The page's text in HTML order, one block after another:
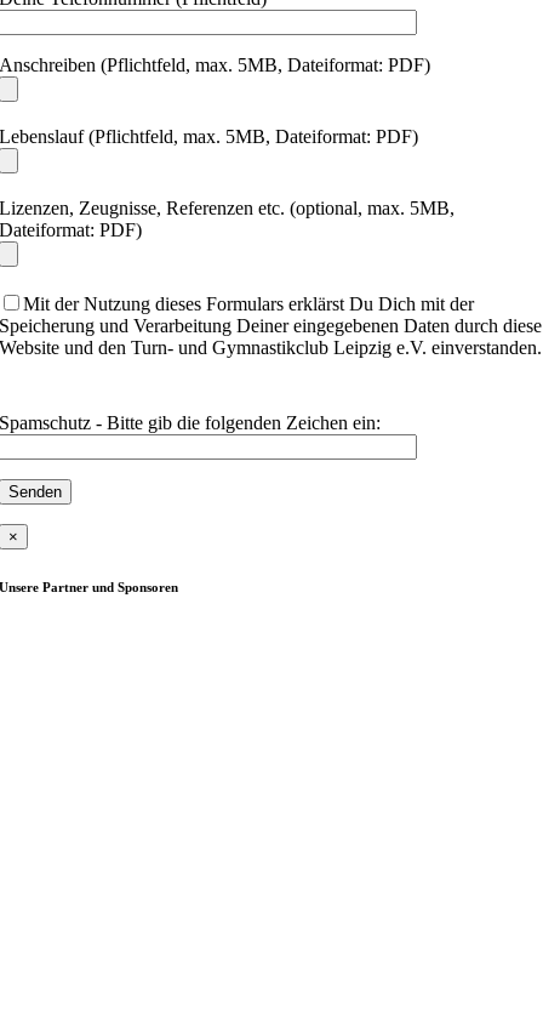
Anschreiben (Pflichtfeld, max. 5MB, Dateiformat: PDF)
Lebenslauf (Pflichtfeld, max. 5MB, Dateiformat: PDF)
Lizenzen, Zeugnisse, Referenzen etc. (optional, max. 5MB,
Dateiformat: PDF)
Mit der Nutzung dieses Formulars erklärst Du Dich mit der
Speicherung und Verarbeitung Deiner eingegebenen Daten durch diese
Website und den Turn- und Gymnastikclub Leipzig e.V. einverstanden.
Spamschutz - Bitte gib die folgenden Zeichen ein:
×
Unsere Partner und Sponsoren